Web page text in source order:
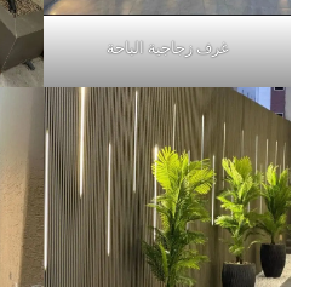
غرف زجاجية الباحة